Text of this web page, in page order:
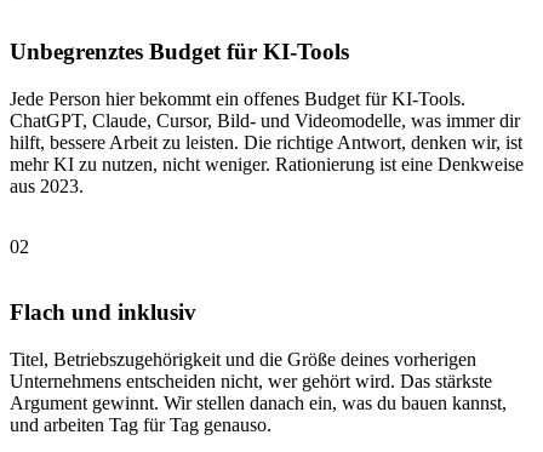
Unbegrenztes Budget für KI-Tools
Jede Person hier bekommt ein offenes Budget für KI-Tools.
ChatGPT, Claude, Cursor, Bild- und Videomodelle, was immer dir
hilft, bessere Arbeit zu leisten. Die richtige Antwort, denken wir, ist
mehr KI zu nutzen, nicht weniger. Rationierung ist eine Denkweise
aus 2023.
02
Flach und inklusiv
Titel, Betriebszugehörigkeit und die Größe deines vorherigen
Unternehmens entscheiden nicht, wer gehört wird. Das stärkste
Argument gewinnt. Wir stellen danach ein, was du bauen kannst,
und arbeiten Tag für Tag genauso.